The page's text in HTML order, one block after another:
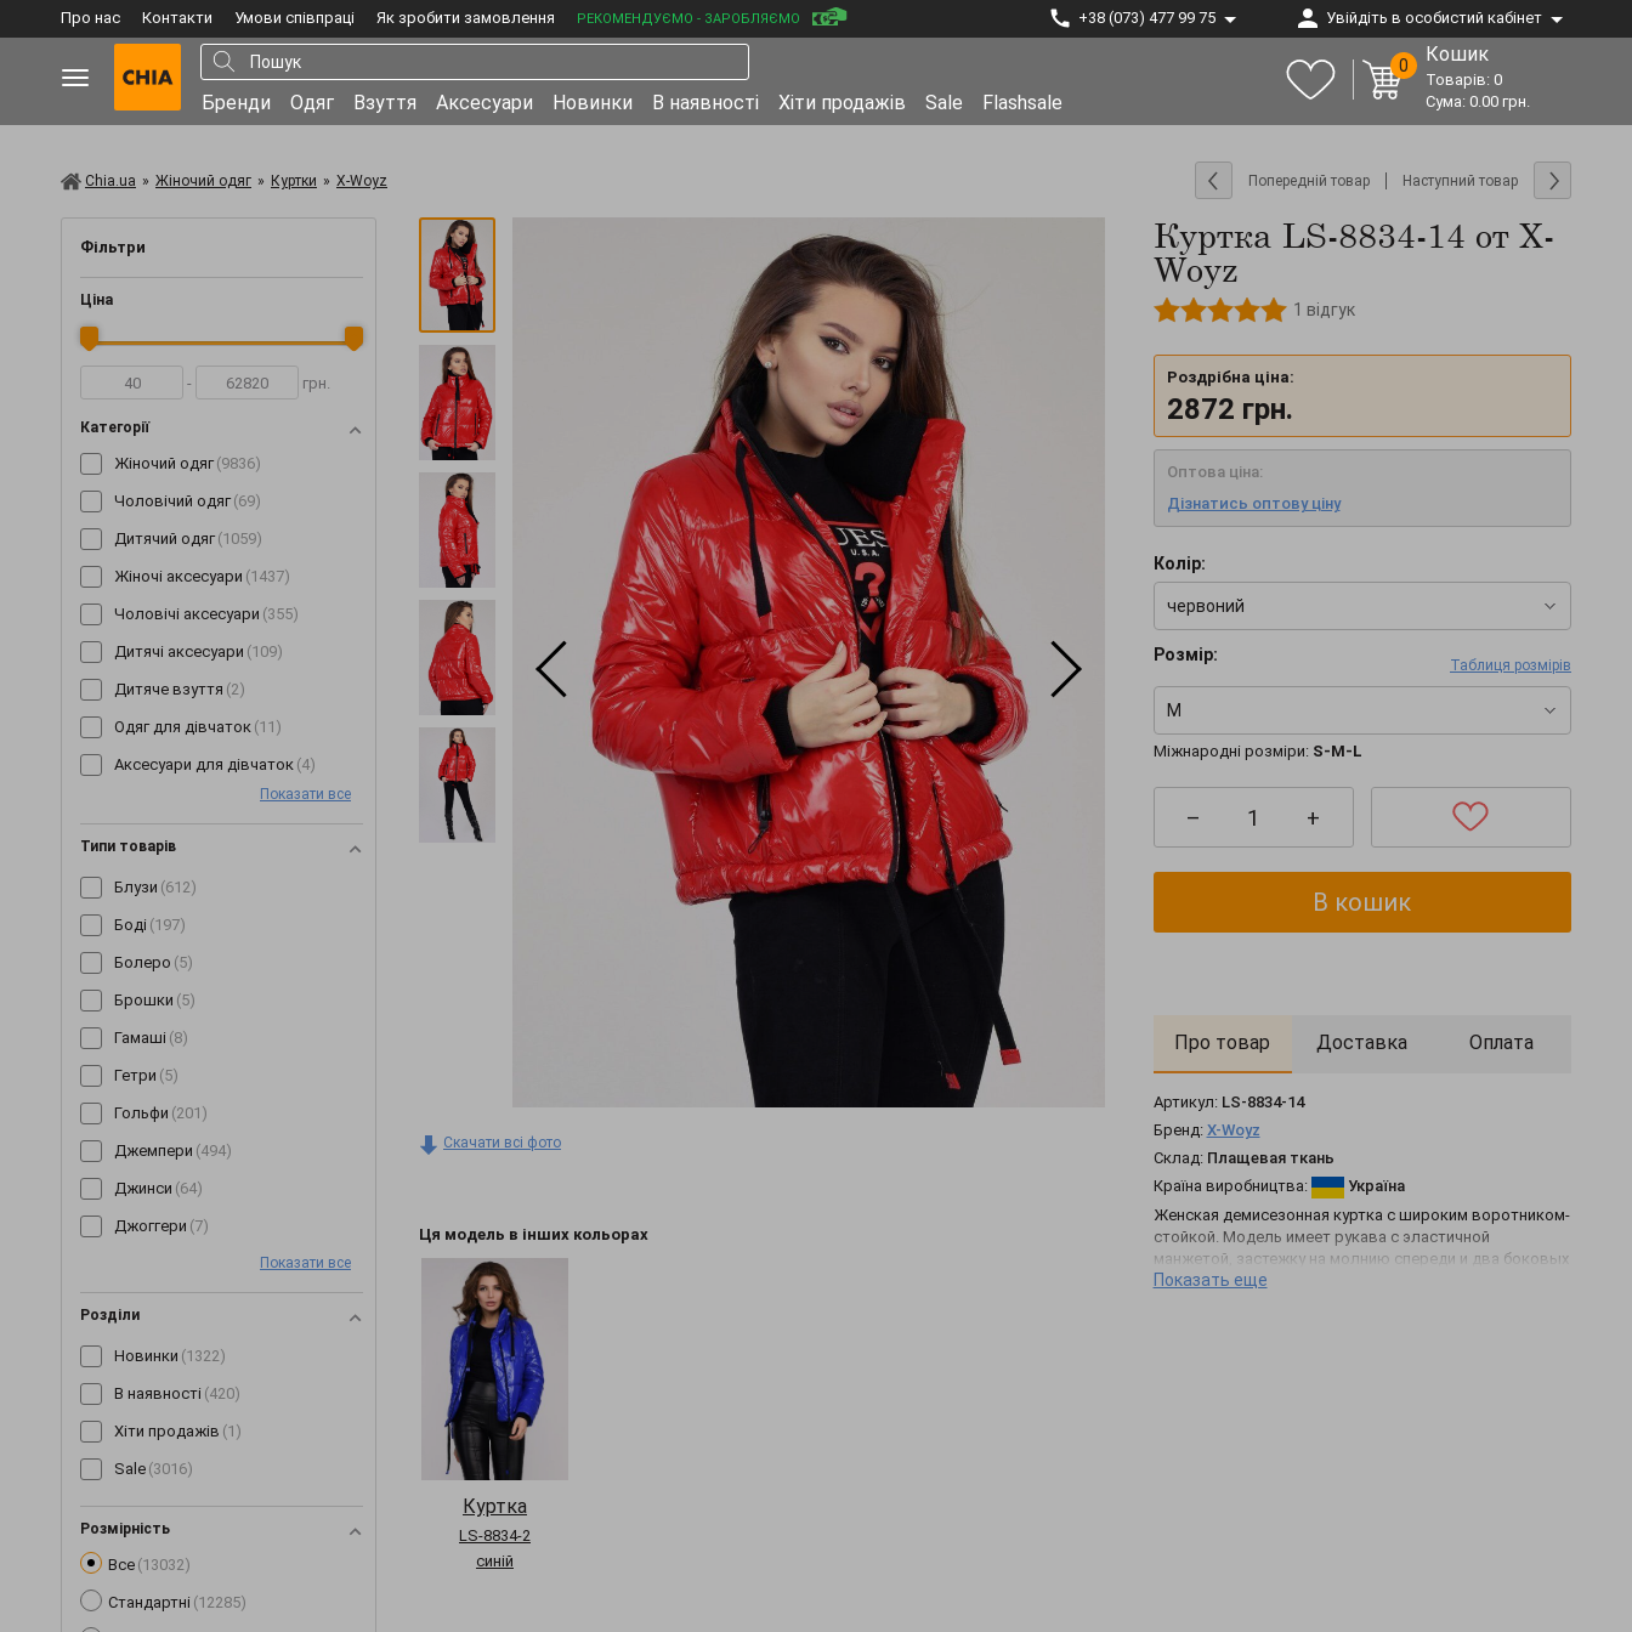
Про нас Контакти Умови співпраці Як зробити замовлення РЕКОМЕНДУЄМО - ЗАРОБЛЯЄМО +38 (073) 477 99 75 Увійдіть в особистий кабінет
Бренди Одяг Взуття Аксесуари Новинки В наявності Хіти продажів Sale Flashsale
0 Кошик
Товарів: 0
Сума: 0.00 грн.
Chia.ua » Жіночий одяг » Куртки » X-Woyz Попередній товар Наступний товар
Фільтри
Ціна
- грн.
Категорії
Жіночий одяг (9836)
Чоловічий одяг (69)
Дитячий одяг (1059)
Жіночі аксесуари (1437)
Чоловічі аксесуари (355)
Дитячі аксесуари (109)
Дитяче взуття (2)
Одяг для дівчаток (11)
Аксесуари для дівчаток (4)
Показати все
Типи товарів
Блузи (612)
Боді (197)
Болеро (5)
Брошки (5)
Гамаші (8)
Гетри (5)
Гольфи (201)
Джемпери (494)
Джинси (64)
Джоггери (7)
Комплекти
Коміри(6)
Корсети(63)
Показати все
Розділи
Новинки (1322)
В наявності (420)
Хіти продажів (1)
Sale (3016)
Розмірність
Все (13032)
Стандартні (12285)
Скачати всі фото
Куртка LS-8834-14 от X-
Woyz
1 відгук
Роздрібна ціна:
2872 грн.
Оптова ціна:
Дізнатись оптову ціну
Колір:
червоний
Розмір:
Таблиця розмірів
M
Міжнародні розміри: S-M-L
– +
В кошик
Про товар Доставка Оплата
Артикул: LS-8834-14
Бренд: X-Woyz
Склад: Плащевая ткань
Країна виробництва:
Україна
Женская демисезонная куртка с широким воротником-
стойкой. Модель имеет рукава с эластичной
манжетой, застежку на молнию спереди и два боковых
кармана на молнии. Особенность модели, - широкие
Показать еще
Ця модель в інших кольорах
Куртка
LS-8834-2
синій